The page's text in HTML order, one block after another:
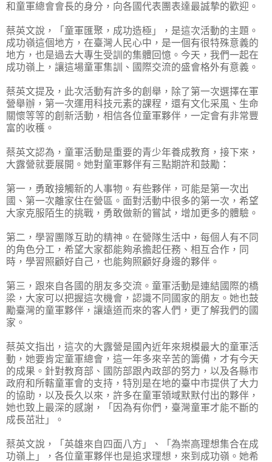
和童軍總會會長的身分，向各國代表團表達最誠摯的歡迎。
蔡英文說，「童軍匯聚，成功造極」，是這次活動的主題。
成功嶺這個地方，在臺灣人民心中，是一個有很特殊意義的
地方，也是過去大專生受訓的集體回憶。今天，我們一起在
成功嶺上，讓這場童軍集訓、國際交流的盛會格外有意義。
蔡英文提及，此次活動有許多的創舉，除了第一次選擇在軍
營舉辦，第一次運用科技元素的課程，還有文化采風、生命
關懷等等的創新活動，相信各位童軍夥伴，一定會有非常豐
富的收穫。
蔡英文認為，童軍活動是重要的青少年養成教育，接下來，
大露營就要展開。她對童軍夥伴有三點期許和鼓勵：
第一，勇敢接觸新的人事物。有些夥伴，可能是第一次出
國、第一次離家住在營區。面對活動中很多的第一次，希望
大家克服陌生的挑戰，勇敢做新的嘗試，增加更多的體驗。
第二，學習團隊互助的精神。在營隊生活中，每個人有不同
的角色分工，希望大家都能夠承擔起任務、相互合作，同
時，學習照顧好自己，也能夠照顧好身邊的夥伴。
第三，跟來自各國的朋友多交流。童軍活動是連結國際的橋
梁，大家可以把握這次機會，認識不同國家的朋友。她也鼓
勵臺灣的童軍夥伴，讓遠道而來的客人們，更了解我們的國
家。
蔡英文指出，這次的大露營是國內近年來規模最大的童軍活
動，她要肯定童軍總會，這一年多來辛苦的籌備，才有今天
的成果。針對教育部、國防部跟內政部的努力，以及各縣市
政府和所轄童軍會的支持，特別是在地的臺中市提供了大力
的協助，以及長久以來，許多在童軍領域默默付出的夥伴，
她也致上最深的感謝，「因為有你們，臺灣童軍才能不斷的
成長茁壯」。
蔡英文說，「英雄來自四面八方」、「為崇高理想集合在成
功嶺上」，各位童軍夥伴也是追求理想，來到成功嶺。她希